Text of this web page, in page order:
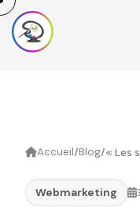
Accueil/Blog/
Webmarketing